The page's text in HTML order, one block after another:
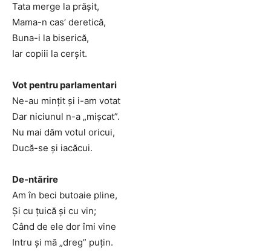
Tata merge la prășit,
Mama-n cas’ deretică,
Buna-i la biserică,
Iar copiii la cerșit.
Vot pentru parlamentari
Ne-au mințit și i-am votat
Dar niciunul n-a „mișcat”.
Nu mai dăm votul oricui,
Ducă-se și iacăcui.
De-ntărire
Am în beci butoaie pline,
Și cu țuică și cu vin;
Când de ele dor îmi vine
Intru și mă „dreg” puțin.